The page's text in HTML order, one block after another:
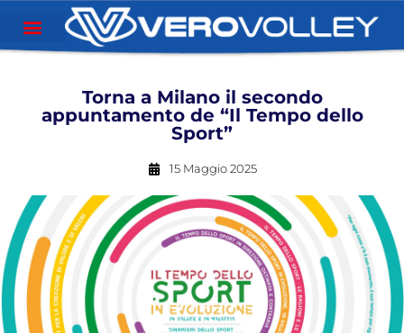
Torna a Milano il secondo
appuntamento de “Il Tempo dello
Sport”
15 Maggio 2025